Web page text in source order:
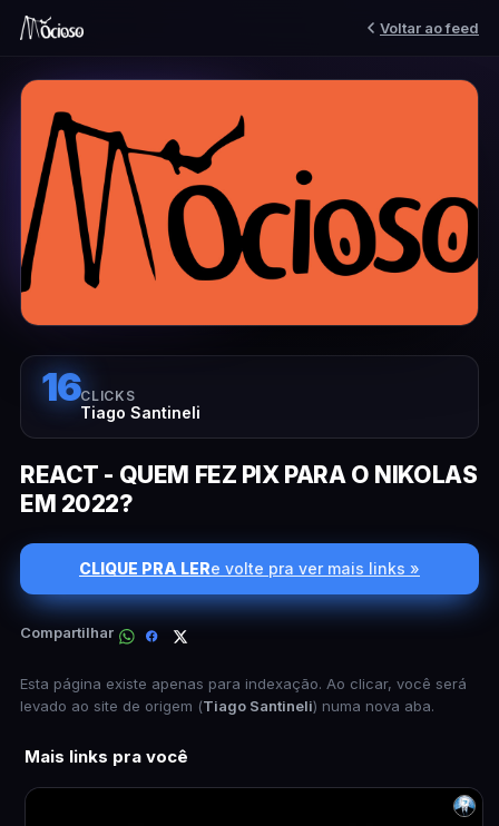
Voltar ao feed
16CLICKS
Tiago Santineli
REACT - QUEM FEZ PIX PARA O NIKOLAS
EM 2022?
CLIQUE PRA LERe volte pra ver mais links »
Compartilhar
Esta página existe apenas para indexação. Ao clicar, você será
levado ao site de origem (Tiago Santineli) numa nova aba.
Mais links pra você